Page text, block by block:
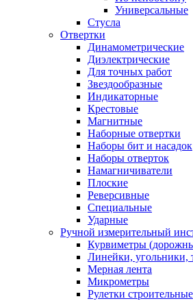
Универсальные
Стусла
Отвертки
Динамометрические
Диэлектрические
Для точных работ
Звездообразные
Индикаторные
Крестовые
Магнитные
Наборные отвертки
Наборы бит и насадок
Наборы отверток
Намагничиватели
Плоские
Реверсивные
Специальные
Ударные
Ручной измерительный
Курвиметры
Линейки, угольники,
Мерная лента
Микрометры
Рулетки строительные